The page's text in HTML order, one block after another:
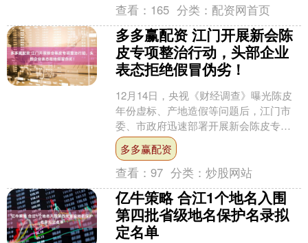
查看： 165 分类： 配资网首页
多多赢配资 江门开展新会陈
皮专项整治行动，头部企业
表态拒绝假冒伪劣！
12月14日，央视《财经调查》曝光陈皮
年份虚标、产地造假等问题后，江门市
委、市政府迅速部署开展新会陈皮专项
整治行动，依法查处6家涉案生产经营主
体，查封涉案陈皮产....
多多赢配资
查看：97 分类：炒股网站
亿牛策略 合江1个地名入围
第四批省级地名保护名录拟
定名单